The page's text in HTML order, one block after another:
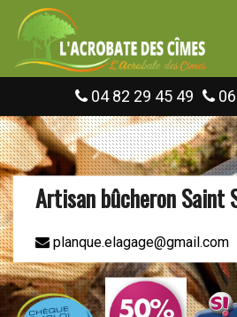
04 82 29 45 49
Artisan bûcheron Saint
planque.elagage@gmail.com